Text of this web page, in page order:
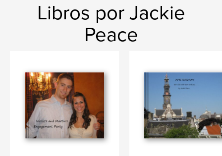
Libros por Jackie
Peace